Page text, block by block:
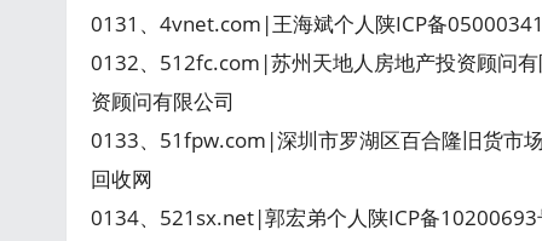
0131、4vnet.com|王海斌个人陕ICP备
0132、512fc.com|苏州天地人房地产投资顾问
资顾问有限公司
0133、51fpw.com|深圳市罗湖区百合隆旧货市
回收网
0134、521sx.net|郭宏弟个人陕ICP备10200693